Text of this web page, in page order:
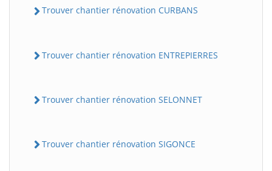
Trouver chantier rénovation CURBANS
Trouver chantier rénovation ENTREPIERRES
Trouver chantier rénovation SELONNET
Trouver chantier rénovation SIGONCE